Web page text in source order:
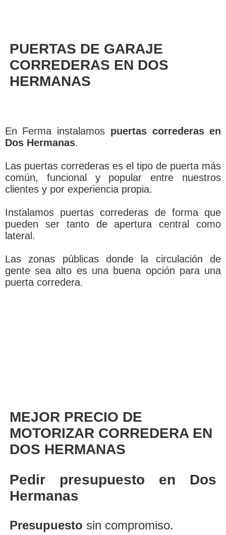
PUERTAS DE GARAJE
CORREDERAS EN DOS
HERMANAS
En Ferma instalamos puertas correderas en
Dos Hermanas.
Las puertas correderas es el tipo de puerta más
común, funcional y popular entre nuestros
clientes y por experiencia propia.
Instalamos puertas correderas de forma que
pueden ser tanto de apertura central como
lateral.
Las zonas públicas donde la circulación de
gente sea alto es una buena opción para una
puerta corredera.
MEJOR PRECIO DE
MOTORIZAR CORREDERA EN
DOS HERMANAS
Pedir presupuesto en Dos
Hermanas
Presupuesto sin compromiso.